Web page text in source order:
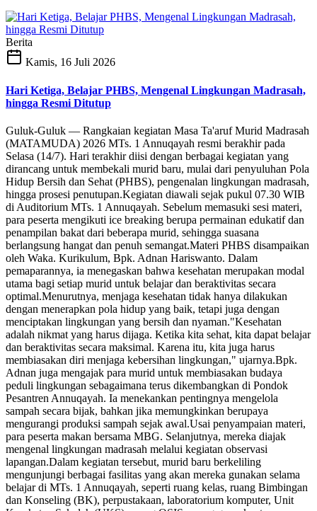
Berita
Kamis, 16 Juli 2026
Hari Ketiga, Belajar PHBS, Mengenal Lingkungan Madrasah,
hingga Resmi Ditutup
Guluk-Guluk — Rangkaian kegiatan Masa Ta'aruf Murid Madrasah
(MATAMUDA) 2026 MTs. 1 Annuqayah resmi berakhir pada
Selasa (14/7). Hari terakhir diisi dengan berbagai kegiatan yang
dirancang untuk membekali murid baru, mulai dari penyuluhan Pola
Hidup Bersih dan Sehat (PHBS), pengenalan lingkungan madrasah,
hingga prosesi penutupan.Kegiatan diawali sejak pukul 07.30 WIB
di Auditorium MTs. 1 Annuqayah. Sebelum memasuki sesi materi,
para peserta mengikuti ice breaking berupa permainan edukatif dan
penampilan bakat dari beberapa murid, sehingga suasana
berlangsung hangat dan penuh semangat.Materi PHBS disampaikan
oleh Waka. Kurikulum, Bpk. Adnan Hariswanto. Dalam
pemaparannya, ia menegaskan bahwa kesehatan merupakan modal
utama bagi setiap murid untuk belajar dan beraktivitas secara
optimal.Menurutnya, menjaga kesehatan tidak hanya dilakukan
dengan menerapkan pola hidup yang baik, tetapi juga dengan
menciptakan lingkungan yang bersih dan nyaman."Kesehatan
adalah nikmat yang harus dijaga. Ketika kita sehat, kita dapat belajar
dan beraktivitas secara maksimal. Karena itu, kita juga harus
membiasakan diri menjaga kebersihan lingkungan," ujarnya.Bpk.
Adnan juga mengajak para murid untuk membiasakan budaya
peduli lingkungan sebagaimana terus dikembangkan di Pondok
Pesantren Annuqayah. Ia menekankan pentingnya mengelola
sampah secara bijak, bahkan jika memungkinkan berupaya
mengurangi produksi sampah sejak awal.Usai penyampaian materi,
para peserta makan bersama MBG. Selanjutnya, mereka diajak
mengenal lingkungan madrasah melalui kegiatan observasi
lapangan.Dalam kegiatan tersebut, murid baru berkeliling
mengunjungi berbagai fasilitas yang akan mereka gunakan selama
belajar di MTs. 1 Annuqayah, seperti ruang kelas, ruang Bimbingan
dan Konseling (BK), perpustakaan, laboratorium komputer, Unit